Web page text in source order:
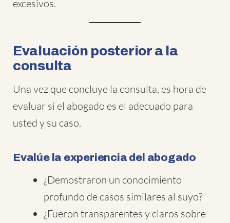
excesivos.
Evaluación posterior a la
consulta
Una vez que concluye la consulta, es hora de
evaluar si el abogado es el adecuado para
usted y su caso.
Evalúe la experiencia del abogado
¿Demostraron un conocimiento
profundo de casos similares al suyo?
¿Fueron transparentes y claros sobre